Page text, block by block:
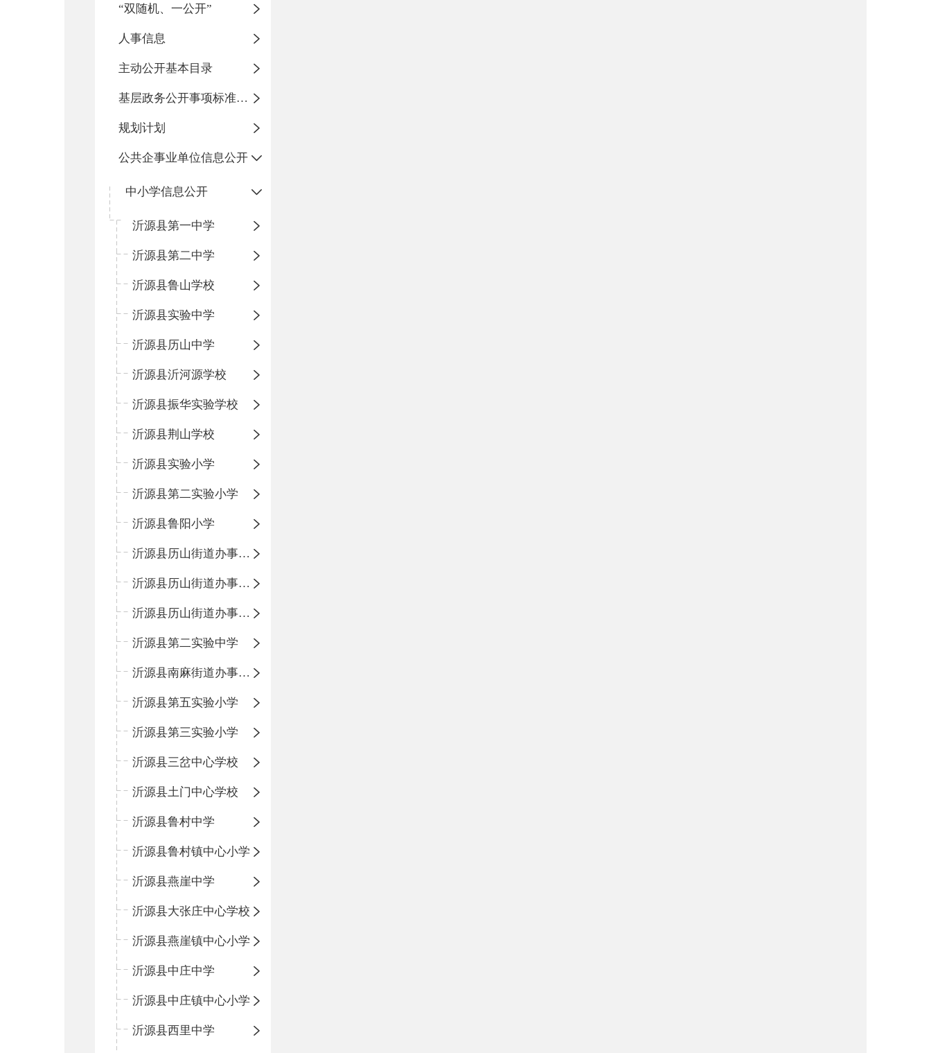
“双随机、一公开”
人事信息
主动公开基本目录
基层政务公开事项标准目录
规划计划
公共企事业单位信息公开
中小学信息公开
沂源县第一中学
沂源县第二中学
沂源县鲁山学校
沂源县实验中学
沂源县历山中学
沂源县沂河源学校
沂源县振华实验学校
沂源县荆山学校
沂源县实验小学
沂源县第二实验小学
沂源县鲁阳小学
沂源县历山街道办事处振兴路小学
沂源县历山街道办事处荆山路小学
沂源县历山街道办事处鲁山路小学
沂源县第二实验中学
沂源县南麻街道办事处中心小学
沂源县第五实验小学
沂源县第三实验小学
沂源县三岔中心学校
沂源县土门中心学校
沂源县鲁村中学
沂源县鲁村镇中心小学
沂源县燕崖中学
沂源县大张庄中心学校
沂源县燕崖镇中心小学
沂源县中庄中学
沂源县中庄镇中心小学
沂源县西里中学